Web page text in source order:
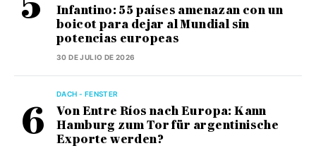
Infantino: 55 países amenazan con un
boicot para dejar al Mundial sin
potencias europeas
30 DE JULIO DE 2026
DACH - FENSTER
Von Entre Ríos nach Europa: Kann
Hamburg zum Tor für argentinische
Exporte werden?